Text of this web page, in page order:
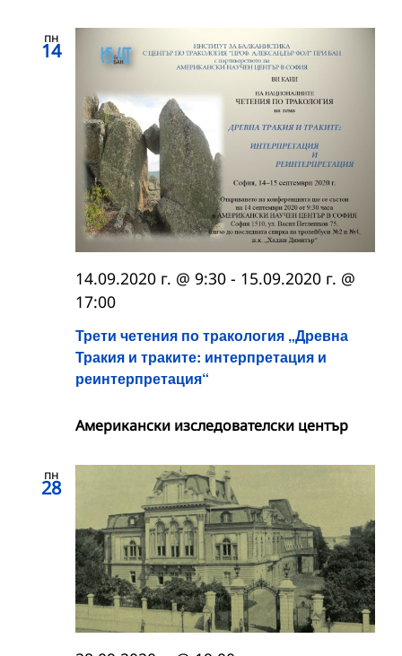
пн
14
Трети четения по тракология „Древна
Тракия и траките: интерпретация и
реинтерпретация“
14.09.2020 г. @ 9:30 - 15.09.2020 г. @
17:00
Американски изследователски център
пн
28